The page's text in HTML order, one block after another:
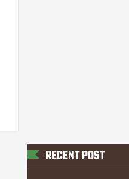
RECENT POST